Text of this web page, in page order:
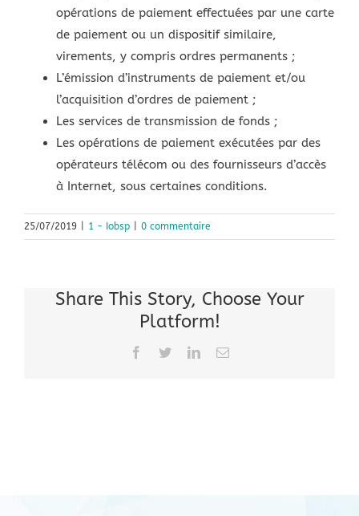
opérations de paiement effectuées par une carte
de paiement ou un dispositif similaire,
virements, y compris ordres permanents ;
L’émission d’instruments de paiement et/ou
l’acquisition d’ordres de paiement ;
Les services de transmission de fonds ;
Les opérations de paiement exécutées par des
opérateurs télécom ou des fournisseurs d’accès
à Internet, sous certaines conditions.
25/07/2019 1 - Iobsp 0 commentaire
Share This Story, Choose Your
Platform!
Facebook
TwitterLinkedInEmail